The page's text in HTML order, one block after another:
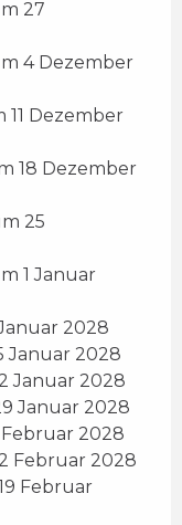
27
4 Dezember
11 Dezember
18 Dezember
25
1 Januar
2028
Januar 2028
Januar 2028
Januar 2028
2028
Februar 2028
Februar